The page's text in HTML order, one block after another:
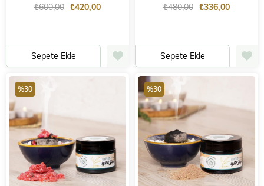
₺420,00
₺600,00
Sepete Ekle
₺336,00
₺480,00
Sepete Ekle
%30 %30